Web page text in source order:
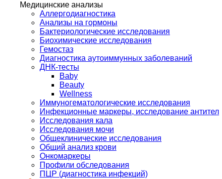
Медицинские анализы
Аллергодиагностика
Анализы на гормоны
Бактериологические исследования
Биохимические исследования
Гемостаз
Диагностика аутоиммунных заболеваний
ДНК-тесты
Baby
Beauty
Wellness
Иммуногематологические исследования
Инфекционные маркеры, исследование антител
Исследования кала
Исследования мочи
Общеклинические исследования
Общий анализ крови
Онкомаркеры
Профили обследования
ПЦР (диагностика инфекций)